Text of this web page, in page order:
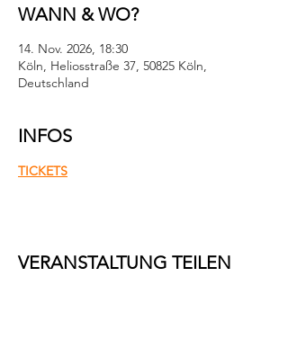
WANN & WO?
14. Nov. 2026, 18:30
Köln, Heliosstraße 37, 50825 Köln,
Deutschland
INFOS
TICKETS
VERANSTALTUNG TEILEN